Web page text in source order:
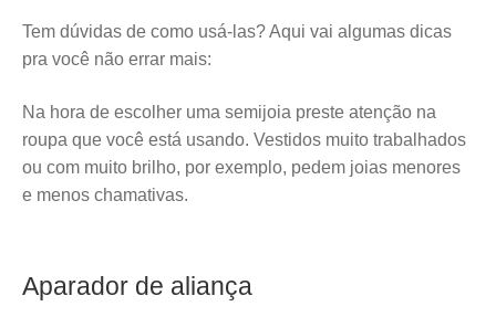
Tem dúvidas de como usá-las? Aqui vai algumas dicas
pra você não errar mais:
Na hora de escolher uma semijoia preste atenção na
roupa que você está usando. Vestidos muito trabalhados
ou com muito brilho, por exemplo, pedem joias menores
e menos chamativas.
Aparador de aliança